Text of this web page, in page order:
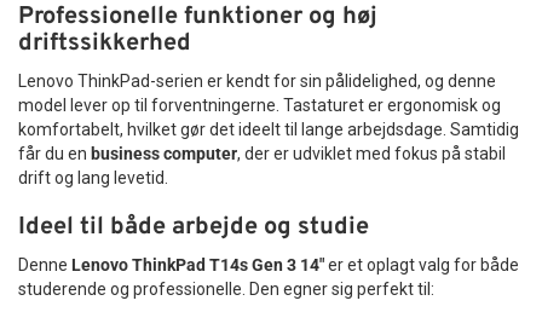
Logitech MK220 Compact trådløst tastatur og mus combo
med engelsk US-layout er et godt valg til dig, der ønsker et
computeropgaver. Kombinationen af trådløs forbindelse,
lang batterilevetid og pladsbesparende design gør sættet
velegnet til både private og professionelle arbejdsstationer.
Har du brug for et prisvenligt Logitech tastatur- og musesæt
med amerikansk tastaturlayout, får du med Logitech MK220
en enkel og pålidelig løsning. Husk dog, at tastaturet har
layout og ikke dansk eller nordisk layout
Professionelle funktioner og høj
driftssikkerhed
Lenovo ThinkPad-serien er kendt for sin pålidelighed, og denne
model lever op til forventningerne. Tastaturet er ergonomisk og
komfortabelt, hvilket gør det ideelt til lange arbejdsdage. Samtidig
får du en business computer, der er udviklet med fokus på stabil
drift og lang levetid.
Ideel til både arbejde og studie
Denne Lenovo ThinkPad T14s Gen 3 14"er et oplagt valg for både
studerende og professionelle. Den egner sig perfekt til: